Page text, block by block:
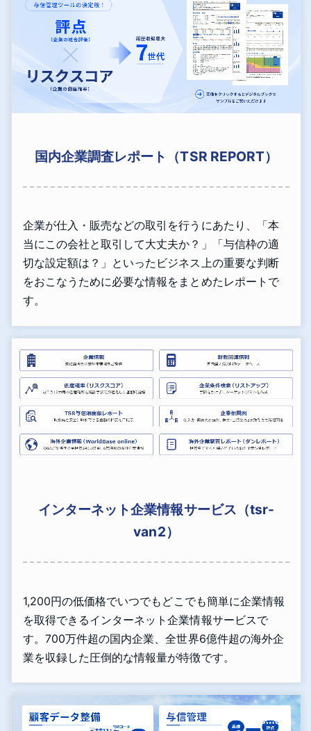
国内企業調査レポート（TSR REPORT）
企業が仕入・販売などの取引を行うにあたり、「本
当にこの会社と取引して大丈夫か？」「与信枠の適
切な設定額は？」といったビジネス上の重要な判断
をおこなうために必要な情報をまとめたレポートで
す。
インターネット企業情報サービス（tsr-
van2）
1,200円の低価格でいつでもどこでも簡単に企業情報
を取得できるインターネット企業情報サービスで
す。700万件超の国内企業、全世界6億件超の海外企
業を収録した圧倒的な情報量が特徴です。